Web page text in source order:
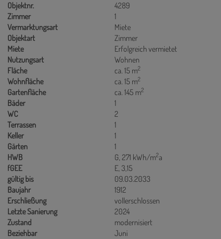
Objektnr.
4289
Zimmer
1
Vermarktungsart
Miete
Objektart
Zimmer
Miete
Erfolgreich vermietet
Nutzungsart
Wohnen
Fläche
ca. 15 m2
Wohnfläche ca. 15 m2
Gartenfläche ca. 145 m2
Bäder
1
WC
2
Terrassen
1
Keller
1
Gärten
1
HWB
G, 271 kWh/m2a
fGEE
E, 3,15
gültig bis
09.03.2033
Baujahr
1912
Erschließung
vollerschlossen
Letzte Sanierung
2024
Zustand
modernisiert
Beziehbar
Juni